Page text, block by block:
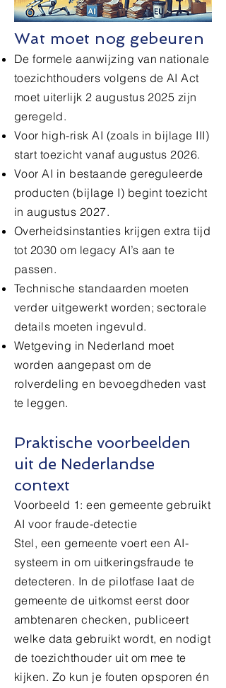
Wat moet nog gebeuren
De formele aanwijzing van nationale
toezichthouders volgens de AI Act
moet uiterlijk 2 augustus 2025 zijn
geregeld.
Voor high-risk AI (zoals in bijlage III)
start toezicht vanaf augustus 2026.
Voor AI in bestaande gereguleerde
producten (bijlage I) begint toezicht
in augustus 2027.
Overheidsinstanties krijgen extra tijd
tot 2030 om legacy AI’s aan te
passen.
Technische standaarden moeten
verder uitgewerkt worden; sectorale
details moeten ingevuld.
Wetgeving in Nederland moet
worden aangepast om de
rolverdeling en bevoegdheden vast
te leggen.
Praktische voorbeelden
uit de Nederlandse
context
Voorbeeld 1: een gemeente gebruikt
AI voor fraude-detectie
Stel, een gemeente voert een AI-
systeem in om uitkeringsfraude te
detecteren. In de pilotfase laat de
gemeente de uitkomst eerst door
ambtenaren checken, publiceert
welke data gebruikt wordt, en nodigt
de toezichthouder uit om mee te
kijken. Zo kun je fouten opsporen én